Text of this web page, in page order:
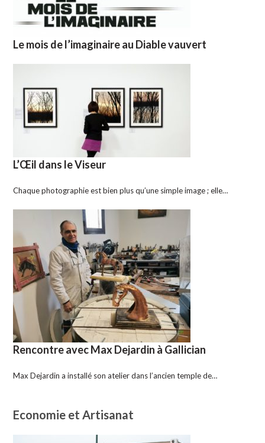
Le mois de l’imaginaire au Diable vauvert
L’Œil dans le Viseur
Chaque photographie est bien plus qu’une simple image ; elle…
Rencontre avec Max Dejardin à Gallician
Max Dejardin a installé son atelier dans l’ancien temple de…
Economie et Artisanat